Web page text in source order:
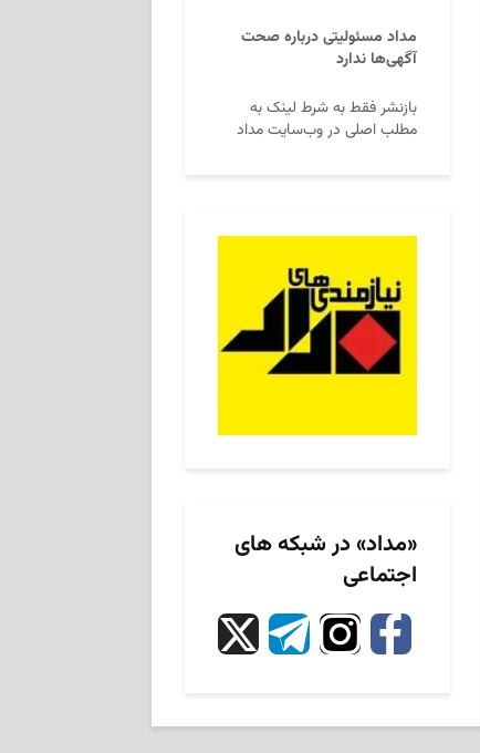
مداد مسئولیتی درباره صحت
آگهی‌ها ندارد
بازنشر فقط به شرط لینک به
مطلب اصلی در وب‌سایت مداد
«مداد» در شبکه های
اجتماعی